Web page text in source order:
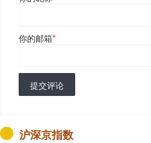
你的邮箱*
提交评论
沪深京指数